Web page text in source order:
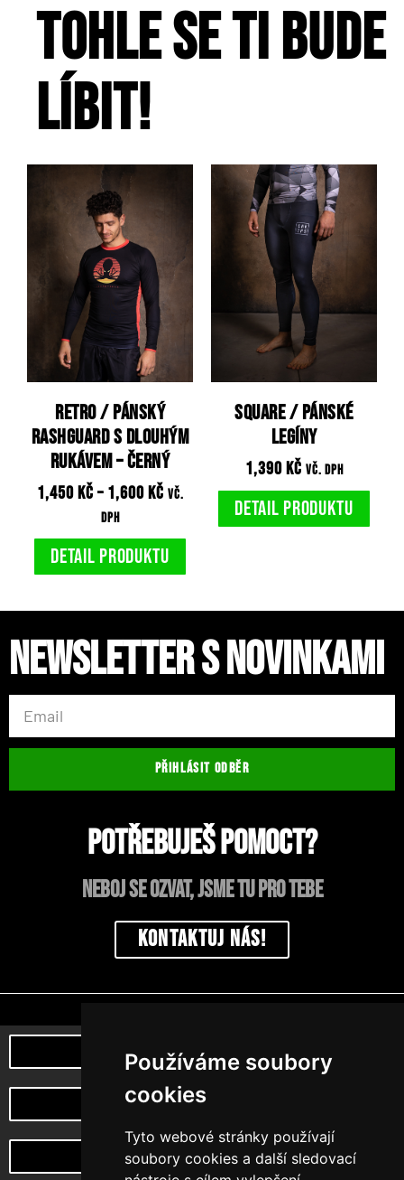
Používáme soubory
cookies
Tyto webové stránky používají
soubory cookies a další sledovací
Tohle se ti bude
líbit!
RETRO / Pánský
rashguard s dlouhým
rukávem – Černý
1,450 Kč – 1,600 Kč vč.
DPH
Detail produktu
SQUARE / Pánské
legíny
1,390 Kč vč. DPH
Detail produktu
Newsletter s novinkami
PŘIHLÁSIT ODBĚR
Potřebuješ pomoct?
neboj se ozvat, jsme tu pro tebe
Kontaktuj nás!
Poznej naši myšlenku
můj účet
Vrácení a reklamace zboží